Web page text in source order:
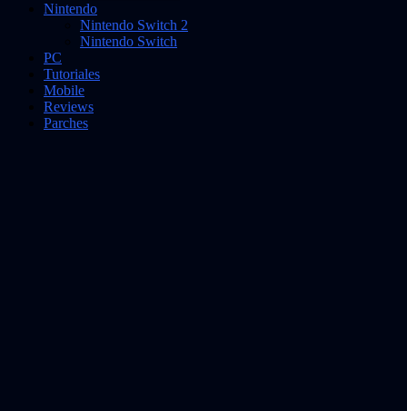
Nintendo
Nintendo Switch 2
Nintendo Switch
PC
Tutoriales
Mobile
Reviews
Parches